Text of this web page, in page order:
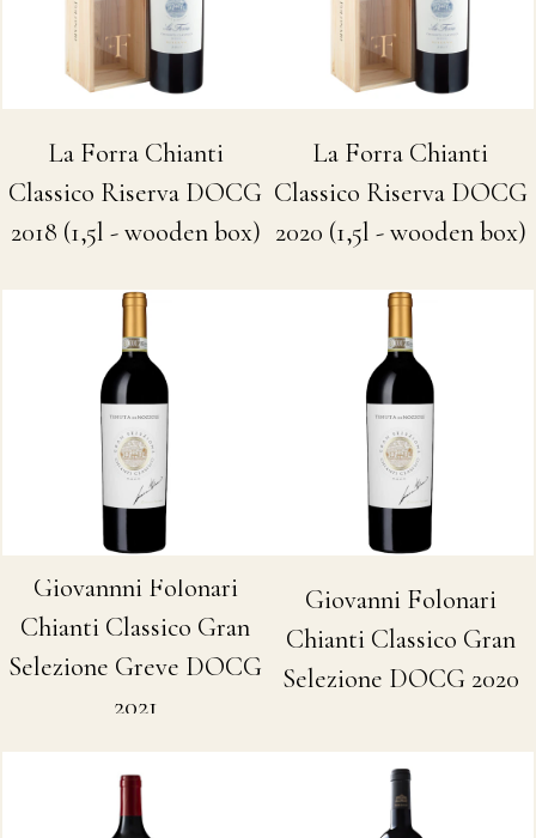
La Forra Chianti
Classico Riserva DOCG
2018 (1,5l - wooden box)
La Forra Chianti
Classico Riserva DOCG
2020 (1,5l - wooden box)
Giovannni Folonari
Chianti Classico Gran
Selezione Greve DOCG
2021
Giovanni Folonari
Chianti Classico Gran
Selezione DOCG 2020